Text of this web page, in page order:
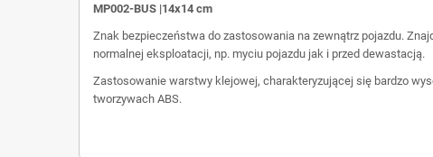
MP002-BUS |14x14 cm
Znak bezpieczeństwa do zastosowania na zewnątrz pojazdu.
normalnej eksploatacji, np. myciu pojazdu jak i przed dewastacją.
Zastosowanie warstwy klejowej, charakteryzującej się bardzo
tworzywach ABS.